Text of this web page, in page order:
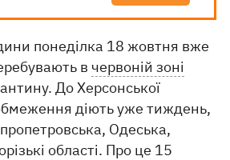
понеділка 18 жовтня вже
в червоній зоні
До Херсонської
діють уже тиждень,
Одеська,
області. Про це 15